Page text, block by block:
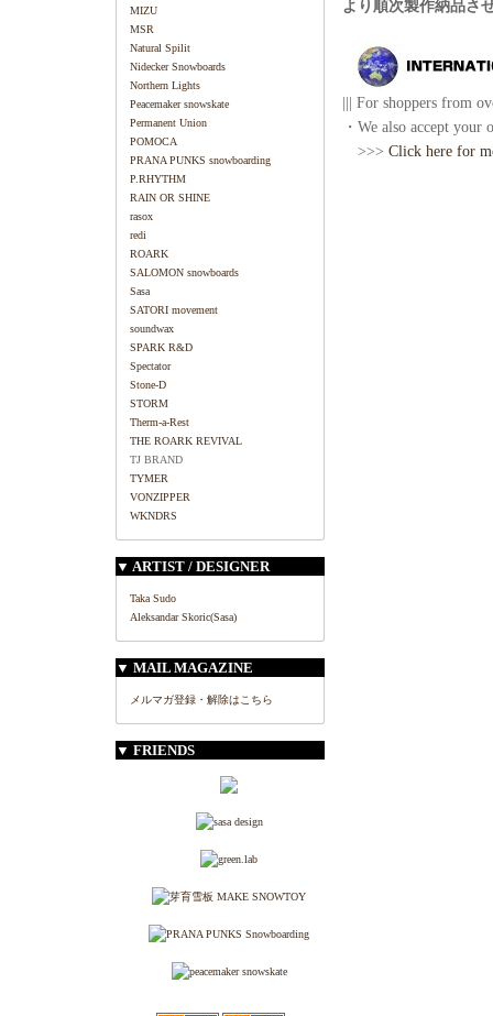
MIZU
MSR
Natural Spilit
Nidecker Snowboards
Northern Lights
Peacemaker snowskate
Permanent Union
POMOCA
PRANA PUNKS snowboarding
P.RHYTHM
RAIN OR SHINE
rasox
redi
ROARK
SALOMON snowboards
Sasa
SATORI movement
soundwax
SPARK R&D
Spectator
Stone-D
STORM
Therm-a-Rest
THE ROARK REVIVAL
TJ BRAND
TYMER
VONZIPPER
WKNDRS
▼ ARTIST / DESIGNER
Taka Sudo
Aleksandar Skoric(Sasa)
▼ MAIL MAGAZINE
メルマガ登録・解除はこちら
▼ FRIENDS
より順次製作納品さ
||| For shoppers from
・We also accept your
>>> Click here for